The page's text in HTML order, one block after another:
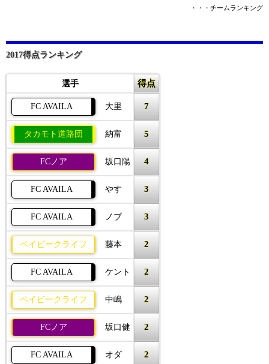
・・・チームランキング
2017得点ランキング
選手 得点
FC AVAILA 大里 7
タカモト道路団 納富 5
FCノア 坂口陽 4
FC AVAILA やす 3
FC AVAILA ノブ 3
ベイビークライフ 藤本 2
FC AVAILA ケント 2
ベイビークライフ 中嶋 2
FCノア 坂口健 2
FC AVAILA オダ 2